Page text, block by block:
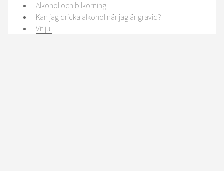
Alkohol och bilkörning
Kan jag dricka alkohol när jag är gravid?
Vit jul